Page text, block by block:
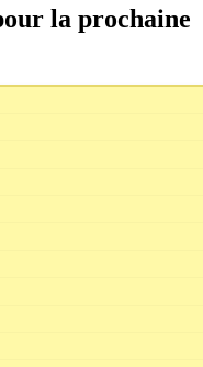
la prochaine